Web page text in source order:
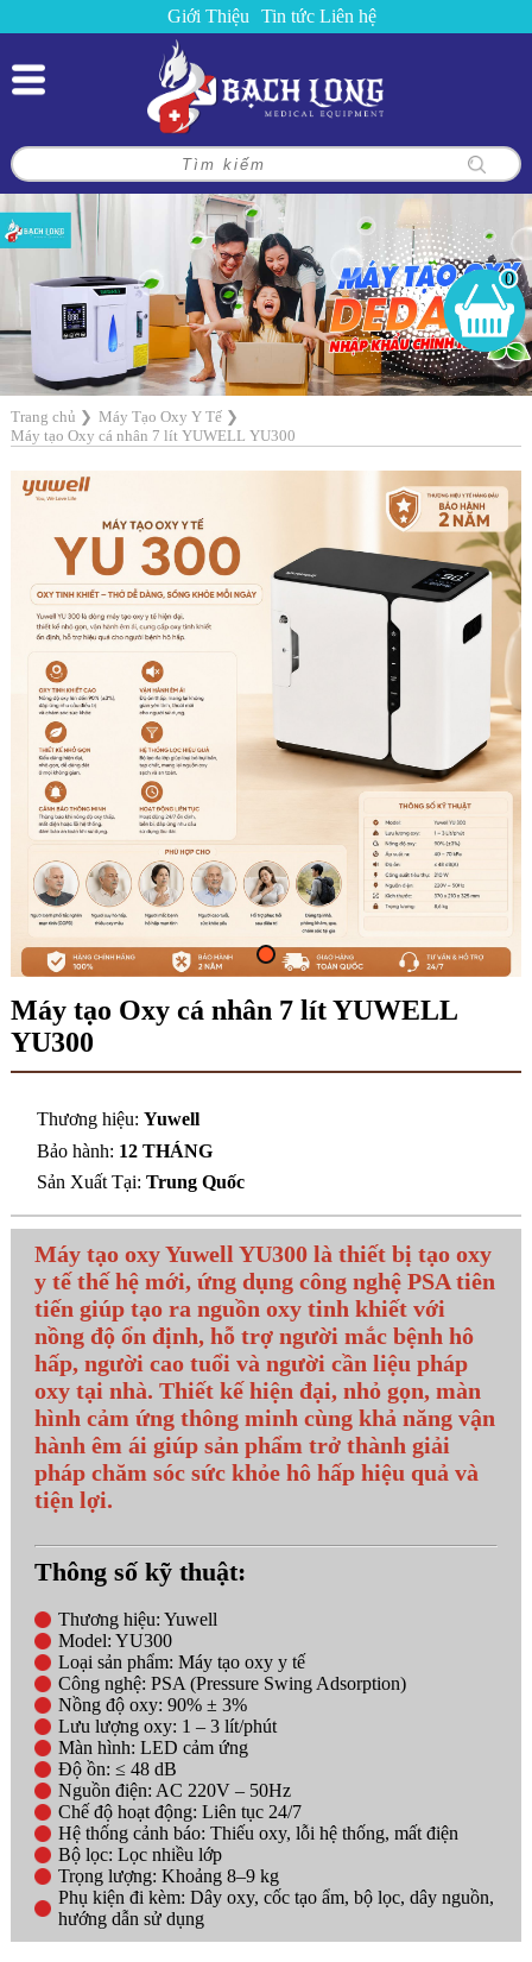
Giới Thiệu Tin tức Liên hệ
0
Trang chủ ❯ Máy Tạo Oxy Y Tế❯
Máy tạo Oxy cá nhân 7 lít YUWELL YU300
Máy tạo Oxy cá nhân 7 lít YUWELL
YU300
Thương hiệu:Yuwell
Bảo hành: 12 THÁNG
Sản Xuất Tại:Trung Quốc
Máy tạo oxy Yuwell YU300 là thiết bị tạo oxy
y tế thế hệ mới, ứng dụng công nghệ PSA tiên
tiến giúp tạo ra nguồn oxy tinh khiết với
nồng độ ổn định, hỗ trợ người mắc bệnh hô
hấp, người cao tuổi và người cần liệu pháp
oxy tại nhà. Thiết kế hiện đại, nhỏ gọn, màn
hình cảm ứng thông minh cùng khả năng vận
hành êm ái giúp sản phẩm trở thành giải
pháp chăm sóc sức khỏe hô hấp hiệu quả và
tiện lợi.
Thông số kỹ thuật:
Thương hiệu: Yuwell
Model: YU300
Loại sản phẩm: Máy tạo oxy y tế
Công nghệ: PSA (Pressure Swing Adsorption)
Nồng độ oxy: 90% ± 3%
Lưu lượng oxy: 1 – 3 lít/phút
Màn hình: LED cảm ứng
Độ ồn: ≤ 48 dB
Nguồn điện: AC 220V – 50Hz
Chế độ hoạt động: Liên tục 24/7
Hệ thống cảnh báo: Thiếu oxy, lỗi hệ thống, mất điện
Bộ lọc: Lọc nhiều lớp
Trọng lượng: Khoảng 8–9 kg
Phụ kiện đi kèm: Dây oxy, cốc tạo ẩm, bộ lọc, dây nguồn,
hướng dẫn sử dụng